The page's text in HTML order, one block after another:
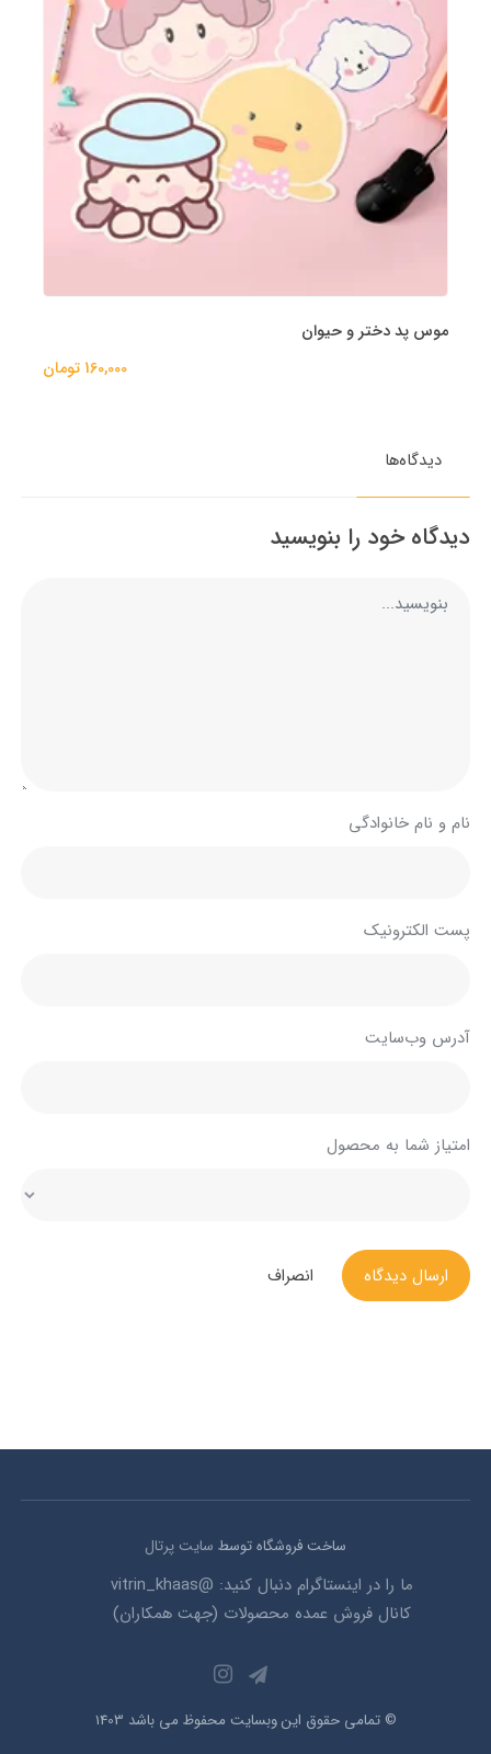
موس پد دختر و حیوان
160,000 تومان
دیدگاه‌ها
دیدگاه خود را بنویسید
نام و نام خانوادگی
پست الکترونیک
آدرس وب‌سایت
امتیاز شما به محصول
ارسال دیدگاه انصراف
ساخت فروشگاه توسط سایت پرتال
ما را در اینستاگرام دنبال کنید: @vitrin_khaas
کانال فروش عمده محصولات (جهت همکاران)
© تمامی حقوق این وبسایت محفوظ می باشد 1403